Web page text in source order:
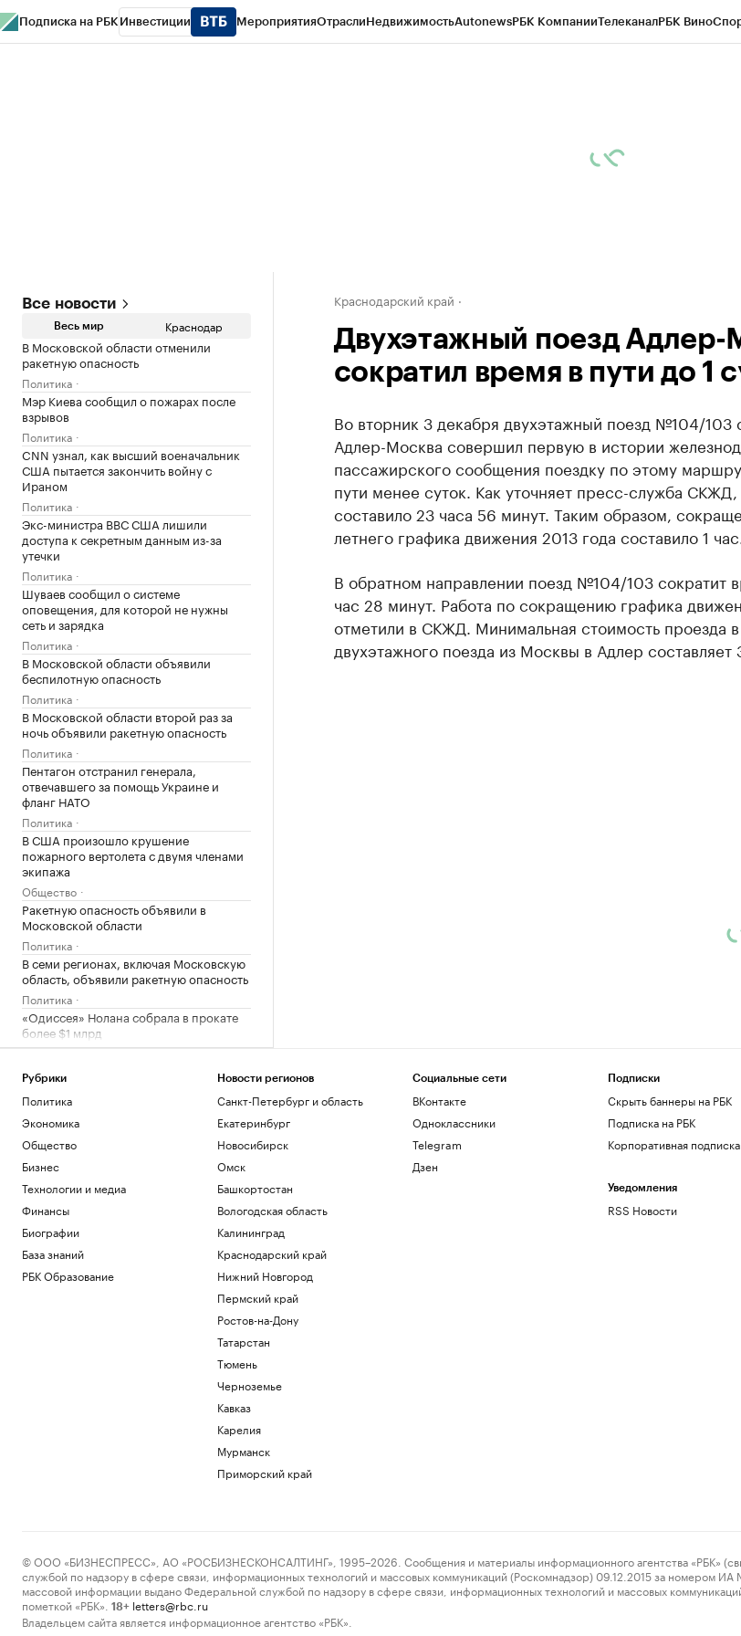
Подписка на РБК Инвестиции МероприятияОтраслиНедвижимостьAutonewsРБК КомпанииТелеканалРБК Вино
Все новости
Весь мир Краснодар
В Московской области отменили
ракетную опасность
Политика
Мэр Киева сообщил о пожарах после
взрывов
Политика
CNN узнал, как высший военачальник
США пытается закончить войну с
Ираном
Политика
Экс-министра ВВС США лишили
доступа к секретным данным из-за
утечки
Политика
Шуваев сообщил о системе
оповещения, для которой не нужны
сеть и зарядка
Политика
В Московской области объявили
беспилотную опасность
Политика
В Московской области второй раз за
ночь объявили ракетную опасность
Политика
Пентагон отстранил генерала,
отвечавшего за помощь Украине и
фланг НАТО
Политика
В США произошло крушение
пожарного вертолета с двумя членами
экипажа
Общество
Ракетную опасность объявили в
Московской области
Политика
В семи регионах, включая Московскую
область, объявили ракетную опасность
Политика
«Одиссея» Нолана собрала в прокате
более $1 млрд
Общество
Bloomberg узнал, когда планируют
завершить испытания «Золотого
купола»
Политика
Четыре доступных и понятных
инструмента диверсификации
накоплений
РБК и Сбер
Трамп попросил уйти с заседания
Госдепа раньше, чтобы «вести войну»
Политика
Испания ввела контроль на границе
для путешественников из Италии
Bloomberg узнал, что Украине грозит
Экспорт синтетических алмазов из
Китая резко вырос на фоне бума ИИ
Telegraph сообщил о выплатах УЕФА
Краснодарский край
Двухэтажный поезд Адлер-
сократил время в пути до 1
Во вторник 3 декабря двухэтажный поезд №104/
Адлер-Москва совершил первую в истории
пассажирского сообщения поездку по этому
пути менее суток. Как уточняет пресс-служба
составило 23 часа 56 минут. Таким образом,
летнего графика движения 2013 года составило 1 час.
В обратном направлении поезд №104/103 сократит
час 28 минут. Работа по сокращению графика
отметили в СКЖД. Минимальная стоимость проезда
двухэтажного поезда из Москвы в Адлер составляет
Рубрики
Политика
Экономика
Общество
Бизнес
Технологии и медиа
Финансы
Биографии
База знаний
РБК Образование
Новости регионов
Санкт-Петербург и область
Екатеринбург
Новосибирск
Омск
Башкортостан
Вологодская область
Калининград
Краснодарский край
Нижний Новгород
Пермский край
Ростов-на-Дону
Татарстан
Тюмень
Черноземье
Кавказ
Карелия
Мурманск
Приморский край
Социальные сети
ВКонтакте
Одноклассники
Telegram
Дзен
Подписки
Скрыть баннеры на РБК
Подписка на РБК
Корпоративная подписка
Уведомления
RSS Новости
© ООО «БИЗНЕСПРЕСС», АО «РОСБИЗНЕСКОНСАЛТИНГ», 1995–2026. Сообщения и материалы информационного агентства «РБК»
службой по надзору в сфере связи, информационных технологий и массовых коммуникаций (Роскомнадзор) 09.12.2015 за номером
массовой информации выдано Федеральной службой по надзору в сфере связи, информационных технологий и массовых
пометкой «РБК».
18+ letters@rbc.ru
Владельцем сайта является информационное агентство «РБК».